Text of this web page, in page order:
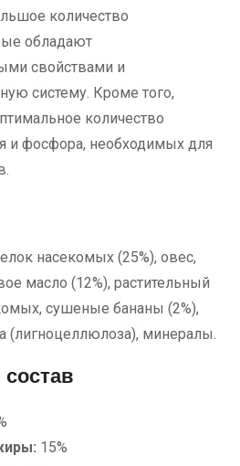
количество
обладают
свойствами и
систему. Кроме того,
количество
и фосфора, необходимых для
насекомых (25%), овес,
масло (12%), растительный
сушеные бананы (2%),
(лигноцеллюлоза), минералы.
15%